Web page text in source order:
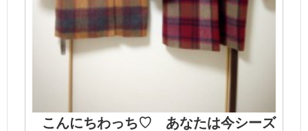
こんにちわっち♡ あなたは今シーズ